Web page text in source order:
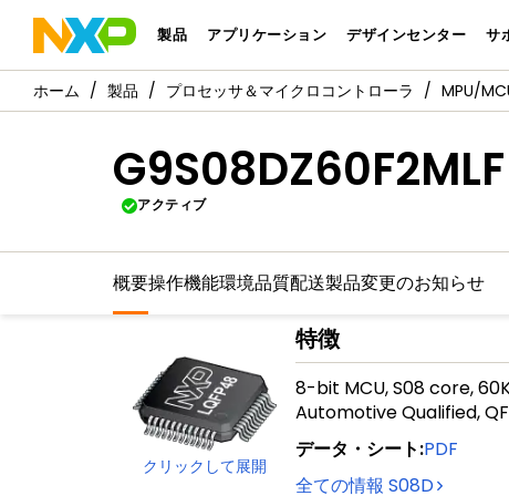
製品 アプリケーション デザインセンター サ
製品 プロセッサ＆マイクロコントローラ MPU/
G9S08DZ60F2MLF
アクティブ
概要操作機能環境品質配送製品変更のお知らせ
クリックして展開
特徴
8-bit MCU, S08 core,
Automotive Qualified,
データ・シート:PDF
全ての情報 S08D